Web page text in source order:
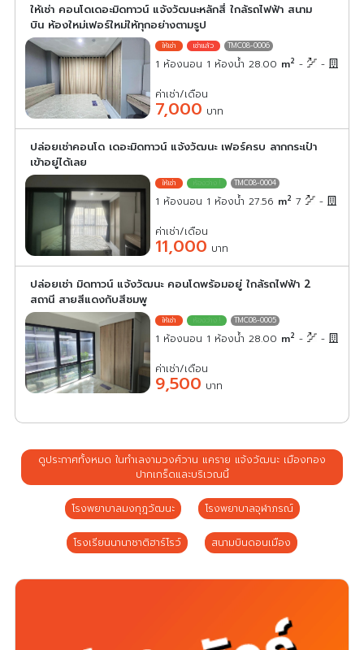
ให้เช่า คอนโดเดอะมิดทาวน์ แจ้งวัฒนะหลักสี่ ใกล้รถไฟฟ้า สนาม
บิน ห้องใหม่เฟอร์ใหม่ให้ทุกอย่างตามรูป
TMC08-0006
1 ห้องนอน 1 ห้องน้ำ 28.00 m2 - -
ค่าเช่า/เดือน
7,000 บาท
ปล่อยเช่าคอนโด เดอะมิดทาวน์ แจ้งวัฒนะ เฟอร์ครบ ลากกระเป๋า
เข้าอยู่ได้เลย
TMC08-0004
1 ห้องนอน 1 ห้องน้ำ 27.56 m2 7 -
ค่าเช่า/เดือน
11,000 บาท
ปล่อยเช่า มิดทาวน์ แจ้งวัฒนะ คอนโดพร้อมอยู่ ใกล้รถไฟฟ้า 2
สถานี สายสีแดงกับสีชมพู
TMC08-0005
1 ห้องนอน 1 ห้องน้ำ 28.00 m2 - -
ค่าเช่า/เดือน
9,500 บาท
ดูประกาศทั้งหมด ในทำเลงามวงศ์วาน แคราย แจ้งวัฒนะ เมืองทอง
ปากเกร็ดและบริเวณนี้
โรงพยาบาลมงกุฎวัฒนะ โรงพยาบาลจุฬาภรณ์
โรงเรียนนานาชาติฮาร์โรว์ สนามบินดอนเมือง